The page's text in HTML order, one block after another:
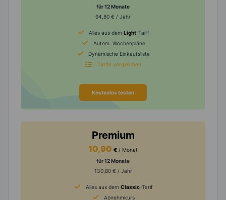
für 12 Monate
94,80 € / Jahr
Alles aus dem Light-Tarif
Autom. Wochenpläne
Dynamische Einkaufsliste
Tarife vergleichen
Kostenlos testen
Premium
10,90 € / Monat
für 12 Monate
130,80 € / Jahr
Alles aus dem Classic-Tarif
Abnehmkurs